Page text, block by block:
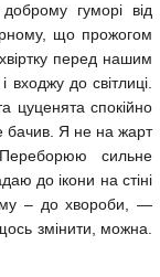
гуморі від
що прожогом
перед нашим
до світлиці.
цуценята спокійно
бачив. Я не на жарт
сильне
до ікони на стіні
– до хвороби, —
змінити, можна.